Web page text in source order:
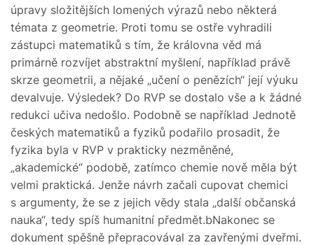
úpravy složitějších lomených výrazů nebo některá
témata z geometrie. Proti tomu se ostře vyhradili
zástupci matematiků s tím, že královna věd má
primárně rozvíjet abstraktní myšlení, například právě
skrze geometrii, a nějaké „učení o penězích“ její výuku
devalvuje. Výsledek? Do RVP se dostalo vše a k žádné
redukci učiva nedošlo. Podobně se například Jednotě
českých matematiků a fyziků podařilo prosadit, že
fyzika byla v RVP v prakticky nezměněné,
„akademické“ podobě, zatímco chemie nově měla být
velmi praktická. Jenže návrh začali cupovat chemici
s argumenty, že se z jejich vědy stala „další občanská
nauka“, tedy spíš humanitní předmět.bNakonec se
dokument spěšně přepracovával za zavřenými dveřmi.